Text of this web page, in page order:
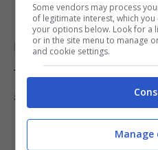
Per quanto riguarda gli
febbraio al 1 marzo,
50% sui grandi brand.
Prosciutto Cotto
Some vendors may process
of legitimate interest, which
your options below. Look for a
or in the site menu to manage
and cookie settings.
Manage